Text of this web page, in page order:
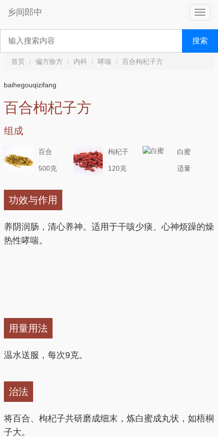
乡间郎中
搜索
首页 偏方验方 内科 哮喘 百合枸杞子方
baihegouqizifang
百合枸杞子方
组成
百合
500克
枸杞子
120克
白蜜
适量
功效与作用
养阴润肠，清心养神。适用于干咳少痰、心神烦躁的燥
热性哮喘。
用量用法
温水送服，每次9克。
治法
将百合、枸杞子共研磨成细末，炼白蜜成丸状，如梧桐
子大。